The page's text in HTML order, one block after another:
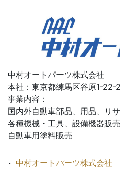
中村オートパーツ株式会社
本社：東京都練馬区谷原1-22-2
事業内容：
国内外自動車部品、用品、リ
各種機械・工具、設備機器販
自動車用塗料販売
中村オートパーツ株式会社